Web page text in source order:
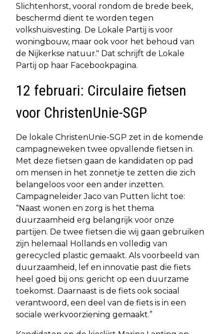
Slichtenhorst, vooral rondom de brede beek,
beschermd dient te worden tegen
volkshuisvesting. De Lokale Partij is voor
woningbouw, maar ook voor het behoud van
de Nijkerkse natuur." Dat schrijft de Lokale
Partij op haar Facebookpagina.
12 februari: Circulaire fietsen
voor ChristenUnie-SGP
De lokale ChristenUnie-SGP zet in de komende
campagneweken twee opvallende fietsen in.
Met deze fietsen gaan de kandidaten op pad
om mensen in het zonnetje te zetten die zich
belangeloos voor een ander inzetten.
Campagneleider Jaco van Putten licht toe:
“Naast wonen en zorg is het thema
duurzaamheid erg belangrijk voor onze
partijen. De twee fietsen die wij gaan gebruiken
zijn helemaal Hollands en volledig van
gerecycled plastic gemaakt. Als voorbeeld van
duurzaamheid, lef en innovatie past die fiets
heel goed bij ons: gericht op een duurzame
toekomst. Daarnaast is de fiets ook sociaal
verantwoord, een deel van de fiets is in een
sociale werkvoorziening gemaakt.”